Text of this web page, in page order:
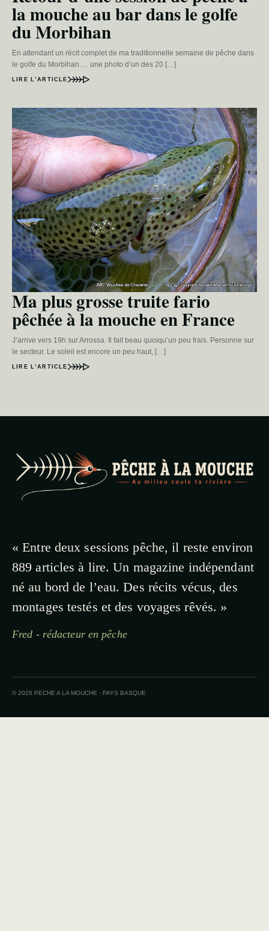
la mouche au bar dans le golfe
du Morbihan
En attendant un récit complet de ma traditionnelle semaine de pêche dans
le golfe du Morbihan … une photo d’un des 20 […]
LIRE L’ARTICLE
Ma plus grosse truite fario
pêchée à la mouche en France
J’arrive vers 19h sur Arrossa. Il fait beau quoiqu’un peu frais. Personne sur
le secteur. Le soleil est encore un peu haut, […]
LIRE L’ARTICLE
« Entre deux sessions pêche, il reste environ
889 articles à lire. Un magazine indépendant
né au bord de l’eau. Des récits vécus, des
montages testés et des voyages rêvés. »
Fred - rédacteur en pêche
© 2026 PECHE A LA MOUCHE · PAYS BASQUE